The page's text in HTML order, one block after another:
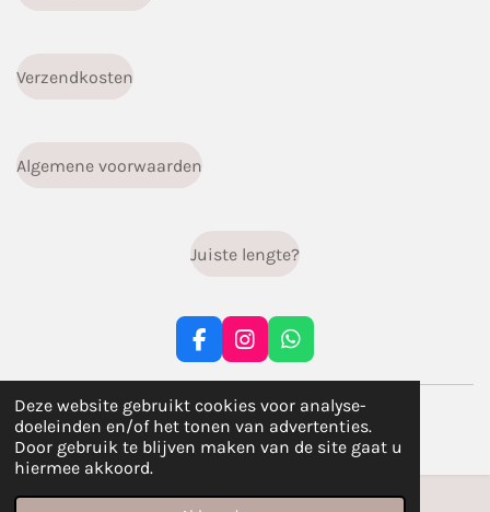
Deze website gebruikt cookies voor analyse-
doeleinden en/of het tonen van advertenties.
Door gebruik te blijven maken van de site gaat u
hiermee akkoord.
Verzendkosten
Algemene voorwaarden
Juiste lengte?
F
a
e
b
o
k
I
n
t
a
g
a
W
h
t
s
A
p
© 2023 - 2026 infiniti.handgemaakt
Powered byJouwWeb